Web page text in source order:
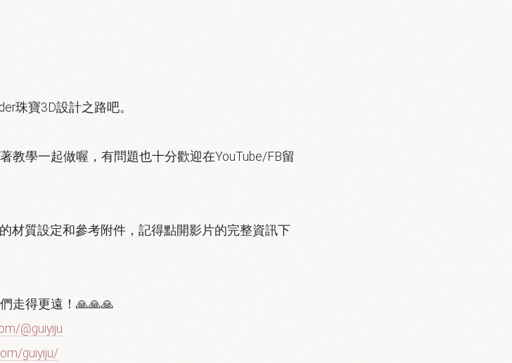
珠寶3D設計之路吧。
教學一起做喔，有問題也十分歡迎在YouTube/FB留
材質設定和參考附件，記得點開影片的完整資訊下
走得更遠！🙏🙏🙏
@guiyiju
guiyiju/